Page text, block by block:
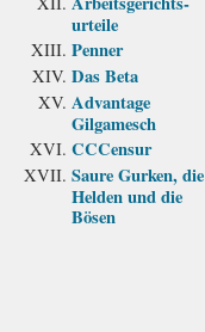
urteile
Penner
Das Beta
Advantage
Gilgamesch
CCCensur
Saure Gurken, die
Helden und die
Bösen